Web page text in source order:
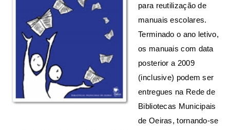
para reutilização de
manuais escolares.
Terminado o ano letivo,
os manuais com data
posterior a 2009
(inclusive) podem ser
entregues na Rede de
Bibliotecas Municipais
de Oeiras, tornando-se